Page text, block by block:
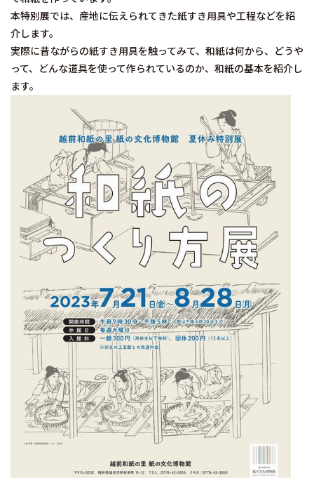
本特別展では、産地に伝えられてきた紙すき用具や工程などを紹
介します。
実際に昔ながらの紙すき用具を触ってみて、和紙は何から、どうや
って、どんな道具を使って作られているのか、和紙の基本を紹介し
ます。